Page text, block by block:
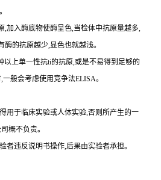
,加入酶底物使酶呈色,当检体中抗原量越多,
的抗原越少,显色也就越浅。
以上单一性抗ti的抗原,或是不易得到足够的
一般会考虑使用竞争法ELISA。
用于临床实验或人体实验,否则所产生的一
概不负责。
者违反说明书操作,后果由实验者承担。